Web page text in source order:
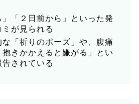
」「２日前から」といった発
が見られる
な「祈りのポーズ」や、腹痛
抱きかかえると嫌がる」とい
されている